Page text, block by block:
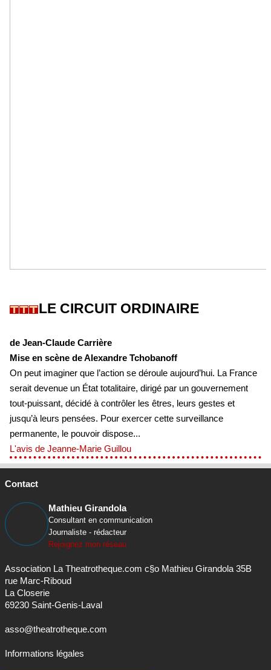
LE CIRCUIT ORDINAIRE
de Jean-Claude Carrière
Mise en scène de Alexandre Tchobanoff
On peut imaginer que l’action se déroule aujourd’hui. La France
serait devenue un État totalitaire, dirigé par un gouvernement
tout-puissant, décidé à contrôler les êtres, leurs gestes et
jusqu’à leurs pensées. Pour exercer cette surveillance
permanente, le pouvoir dispose...
L'avis de Jeanne-Marie Guillou
Contact
Mathieu Girandola
Consultant en communication
Journaliste - rédacteur
Rejoignez mon réseau
Association La Theatrotheque.com c§o Mathieu Girandola 35B
rue Marc-Riboud
La Closerie
69230 Saint-Genis-Laval
asso@theatrotheque.com
Informations légales